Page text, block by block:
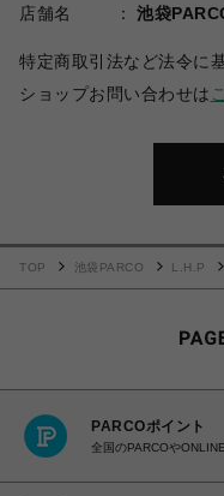
店舗名
池袋
特定商取引法など法令に
ショップお問い合わせは
TOP 池袋PARCO L.H.P
PARCOポイント
全国のPARCOや